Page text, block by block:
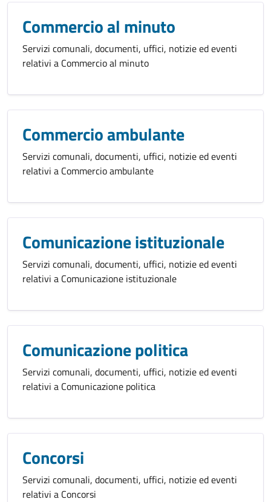
Commercio al minuto
Servizi comunali, documenti, uffici, notizie ed eventi
relativi a Commercio al minuto
Commercio ambulante
Servizi comunali, documenti, uffici, notizie ed eventi
relativi a Commercio ambulante
Comunicazione istituzionale
Servizi comunali, documenti, uffici, notizie ed eventi
relativi a Comunicazione istituzionale
Comunicazione politica
Servizi comunali, documenti, uffici, notizie ed eventi
relativi a Comunicazione politica
Concorsi
Servizi comunali, documenti, uffici, notizie ed eventi
relativi a Concorsi